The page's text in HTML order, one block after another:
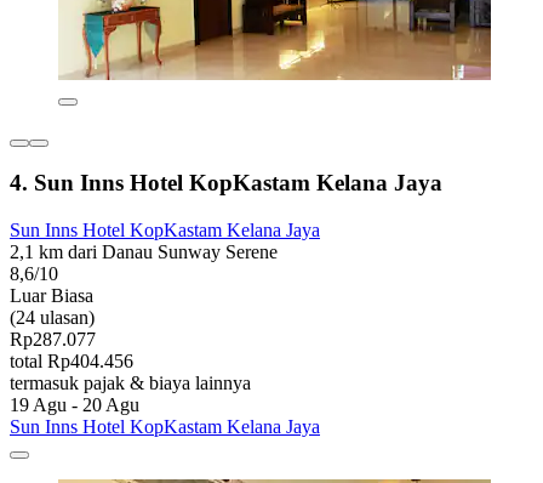
4. Sun Inns Hotel KopKastam Kelana Jaya
Sun Inns Hotel KopKastam Kelana Jaya
2,1 km dari Danau Sunway Serene
8,6/10
Luar Biasa
(24 ulasan)
Rp287.077
total Rp404.456
termasuk pajak & biaya lainnya
19 Agu - 20 Agu
Sun Inns Hotel KopKastam Kelana Jaya